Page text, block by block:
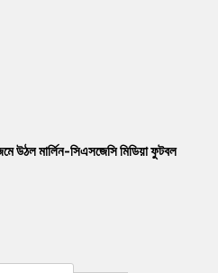
উঠল মার্লিন-সিএসজেসি মিডিয়া ফুটবল